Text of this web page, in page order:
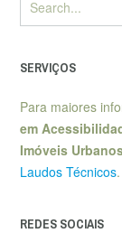
SERVIÇOS
Para maiores
em
Imóveis
Laudos Técnicos.
REDES SOCIAIS